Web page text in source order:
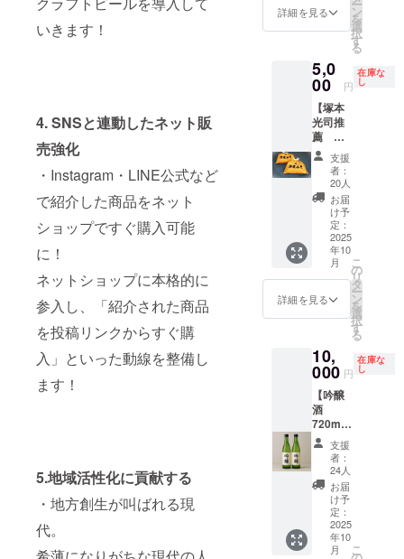
いきます！
4. SNSと連動したネット販
売強化
・Instagram・LINE公式など
で紹介した商品をネット
ショップですぐ購入可能
に！
ネットショップに本格的に
参入し、「紹介された商品
を投稿リンクからすぐ購
入」といった動線を整備し
ます！
5.地域活性化に貢献する
・地方創生が叫ばれる現
代。
に貼付
書きを
ご確認
くださ
い。」
「※未成
年者の
飲酒は
法律で
禁止さ
れてい
ます。
お申し
込みは
20歳以
上の方
せてい
ただき
け商品
ます。
商品開
封前に
は必ず
お届け
のリ
ターン
に貼付
された
ラベル
や注意
書きを
ご確認
くださ
い。」
「※未成
年者の
れてい
ます。
お申し
込みは
20歳以
上の方
に限ら
せてい
ただき
ま
す。」
本セッ
ト】 地
元つく
寧に育
てられ
たブ
ルーベ
リーを
使用。
無香
料・無
着色で
仕上げ
た、素
材の味
が活き
る自然
な甘さ
のジャ
ムで
に広が
るやさ
しい酸
味と香
り。
トース
トや
ヨーグ
ルトに
はもち
ろん、
紅茶に
入れて
も美味
詳細を見る ー
ン
を
選
択
す
る
5,0
00 円
在庫な
し
【塚本
光司推
薦 湊
屋の生
みそ
2kg × 2
袋セッ
ト】 創
業100余
年、笠
間稲荷
神社の
門前町
で親し
まれて
きた老
屋」。
厳選さ
れた国
産の
米・大
豆・塩
のみを
使用
し、昔
ながら
の製法
で丁寧
に仕込
まれた
「生み
支援
者：
20人
お届
け予
定：
2025
年10
月
詳細を見る
こ
の
リ
タ
ー
ン
を
選
択
す
る
10,
000 円
在庫な
し
【吟醸
酒
720ml ×
2本セッ
ト（解
説付
き）】
唎酒師
の資格
を持つ
塚本光
司が厳
支援
者：
24人
お届
け予
定：
2025
年10
月
こ